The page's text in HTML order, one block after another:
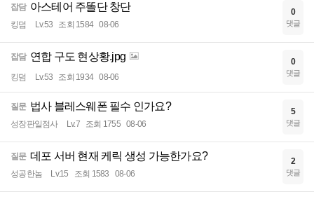
잡담 아스테어 주똘단 창단
킹덤 Lv.53 조회 1584 08-06
0
댓글
잡담 연합 구도 현상황.jpg
킹덤 Lv.53 조회 1934 08-06
0
댓글
질문 법사 블레스웨폰 필수 인가요?
성장판일점사 Lv.7 조회 1755 08-06
5
댓글
질문 데포 서버 현재 케릭 생성 가능한가요?
성공한놈 Lv.15 조회 1583 08-06
2
댓글